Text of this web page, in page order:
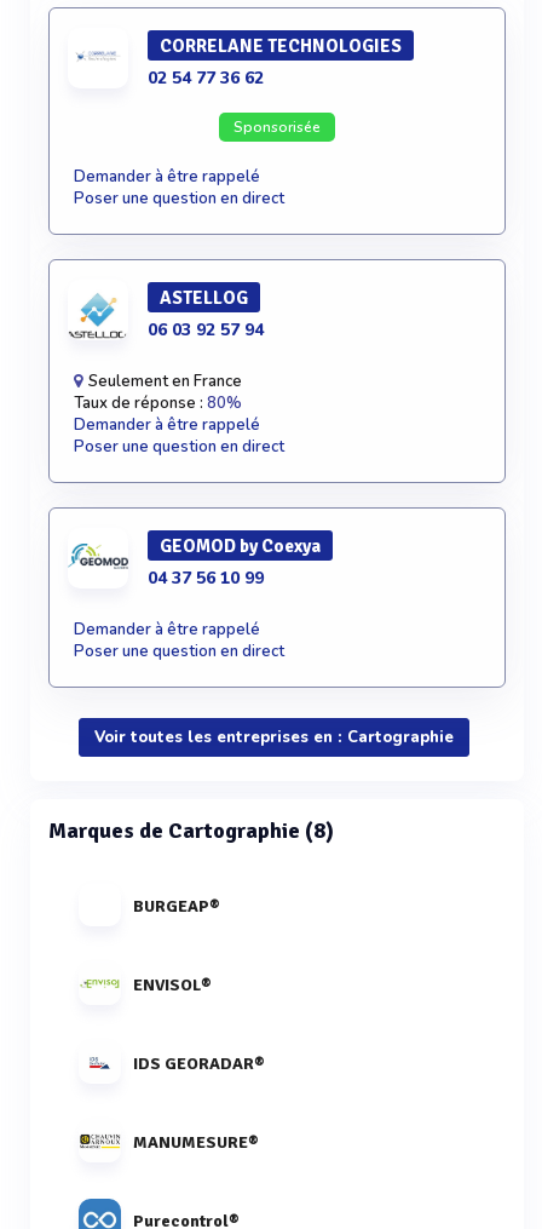
CORRELANE TECHNOLOGIES
02 54 77 36 62
Sponsorisée
Demander à être rappelé
Poser une question en direct
ASTELLOG
06 03 92 57 94
Seulement en France
Taux de réponse : 80%
Demander à être rappelé
Poser une question en direct
GEOMOD by Coexya
04 37 56 10 99
Demander à être rappelé
Poser une question en direct
Voir toutes les entreprises en : Cartographie
Marques de Cartographie (8)
BURGEAP®
ENVISOL®
IDS GEORADAR®
MANUMESURE®
Purecontrol®